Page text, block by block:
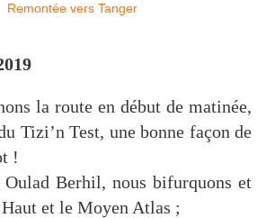
la route en début de matinée,
Tizi’n Test, une bonne façon de
!
Berhil, nous bifurquons et
et le Moyen Atlas ;